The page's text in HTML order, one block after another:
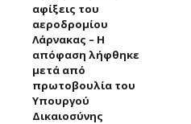
αφίξεις του
αεροδρομίου
Λάρνακας – Η
απόφαση λήφθηκε
μετά από
πρωτοβουλία του
Υπουργού
Δικαιοσύνης